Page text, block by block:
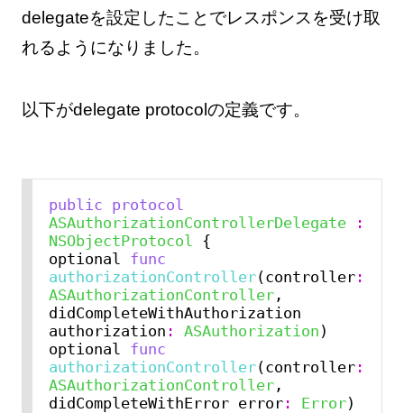
delegateを設定したことでレスポンスを受け取
れるようになりました。
以下がdelegate protocolの定義です。
public protocol
ASAuthorizationControllerDelegate
:
NSObjectProtocol
{
optional func
authorizationController(controller:
ASAuthorizationController,
didCompleteWithAuthorization
authorization : ASAuthorization )
optional func
authorizationController(controller:
ASAuthorizationController,
didCompleteWithError error: Error)